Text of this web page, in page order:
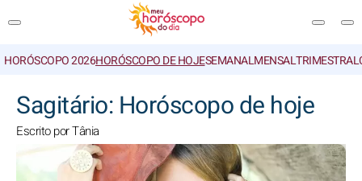
HORÓSCOPO 2026HORÓSCOPO DE HOJESEMANALMENSALTRIMESTRAL
Sagitário: Horóscopo de hoje
Escrito por Tânia